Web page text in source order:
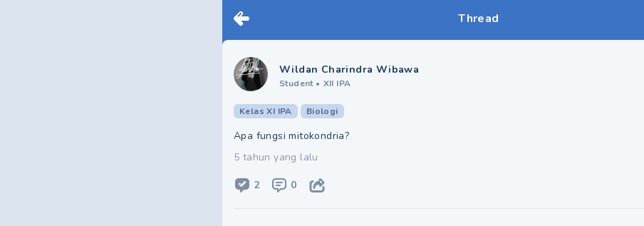
Thread
Wildan Charindra Wibawa
Student • XII IPA
Kelas XI IPA Biologi
Apa fungsi mitokondria?
5 tahun yang lalu
2 0